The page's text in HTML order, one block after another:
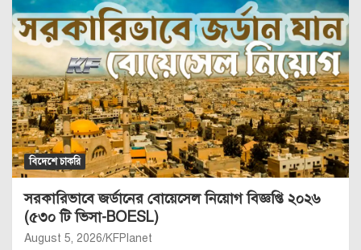
বিদেশে চাকরি
সরকারিভাবে জর্ডানের বোয়েসেল নিয়োগ বিজ্ঞপ্তি ২০২৬
(৫৩০ টি ভিসা-BOESL)
August 5, 2026 KFPlanet